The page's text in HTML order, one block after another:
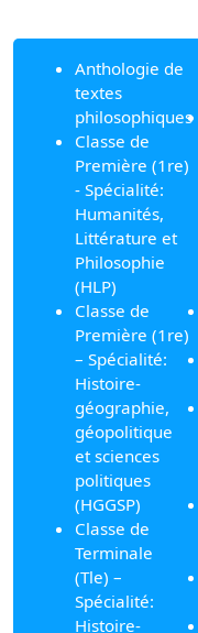
Anthologie de
textes
philosophiques
Classe de
Première (1re)
- Spécialité:
Humanités,
Littérature et
Philosophie
(HLP)
Classe de
Première (1re)
– Spécialité:
Histoire-
géographie,
géopolitique
et sciences
politiques
(HGGSP)
Classe de
Terminale
(Tle) –
Spécialité:
Histoire-